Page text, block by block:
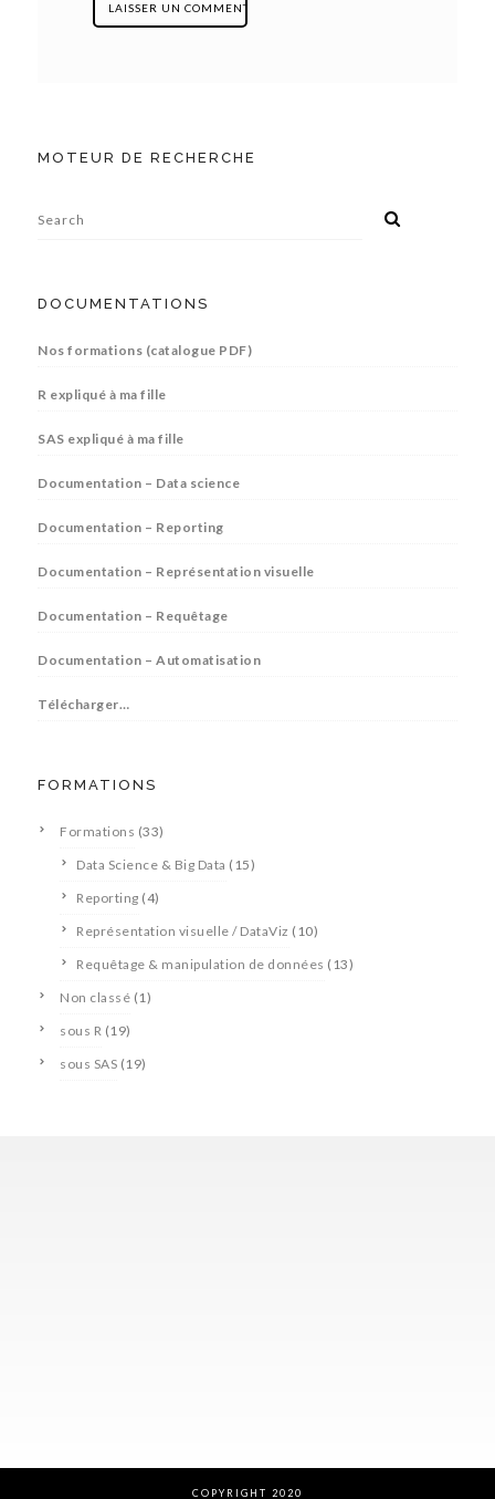
MOTEUR DE RECHERCHE
DOCUMENTATIONS
Nos formations (catalogue PDF)
R expliqué à ma fille
SAS expliqué à ma fille
Documentation – Data science
Documentation – Reporting
Documentation – Représentation visuelle
Documentation – Requêtage
Documentation – Automatisation
Télécharger…
FORMATIONS
Formations (33)
Data Science & Big Data (15)
Reporting (4)
Représentation visuelle / DataViz (10)
Requêtage & manipulation de données (13)
Non classé (1)
sous R (19)
sous SAS (19)
COPYRIGHT 2020